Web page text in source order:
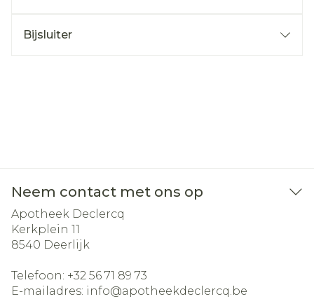
Bijsluiter
Neem contact met ons op
Apotheek Declercq
Kerkplein 11
8540 Deerlijk
Telefoon: +32 56 71 89 73
E-mailadres: info@apotheekdeclercq.be